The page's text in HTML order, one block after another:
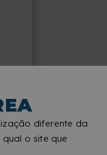
diferente da
o site que